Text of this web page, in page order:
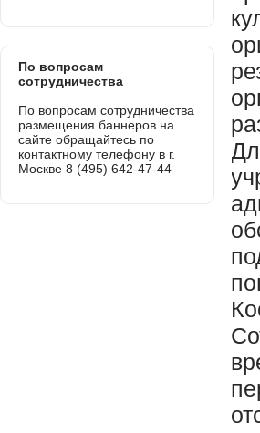
По вопросам
сотрудничества
По вопросам сотрудничества
размещения баннеров на
сайте обращайтесь по
контактному телефону в г.
Москве 8 (495) 642-47-44